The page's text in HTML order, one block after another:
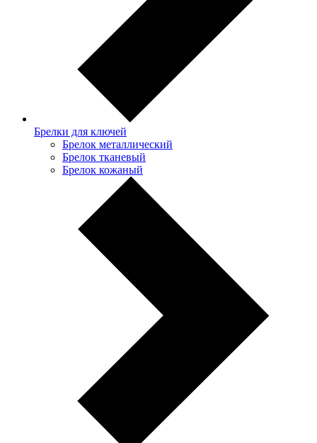
Брелки для ключей
Брелок металлический
Брелок тканевый
Брелок кожаный